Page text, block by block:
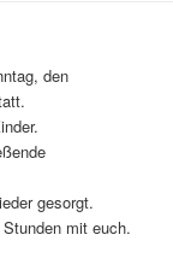
den
gesorgt.
mit euch.